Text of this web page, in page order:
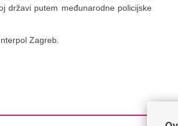
državi putem međunarodne policijske
Zagreb.